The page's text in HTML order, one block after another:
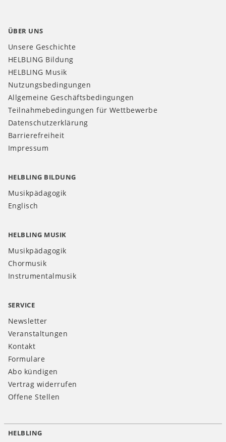
ÜBER UNS
Unsere Geschichte
HELBLING Bildung
HELBLING Musik
Nutzungsbedingungen
Allgemeine Geschäftsbedingungen
Teilnahmebedingungen für Wettbewerbe
Datenschutzerklärung
Barrierefreiheit
Impressum
HELBLING BILDUNG
Musikpädagogik
Englisch
HELBLING MUSIK
Musikpädagogik
Chormusik
Instrumentalmusik
SERVICE
Newsletter
Veranstaltungen
Kontakt
Formulare
Abo kündigen
Vertrag widerrufen
Offene Stellen
HELBLING